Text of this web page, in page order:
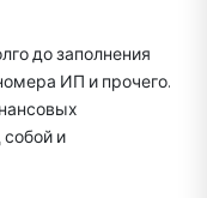
до заполнения
ИП и прочего.
собой и